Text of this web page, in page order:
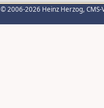
© 2006-2026 Heinz Herzog,